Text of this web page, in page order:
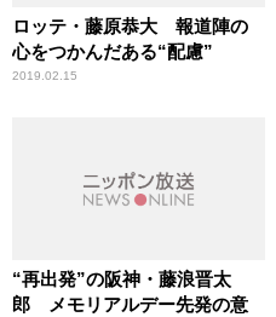
ロッテ・藤原恭大 報道陣の
心をつかんだある“配慮”
2019.02.15
“再出発”の阪神・藤浪晋太
郎 メモリアルデー先発の意